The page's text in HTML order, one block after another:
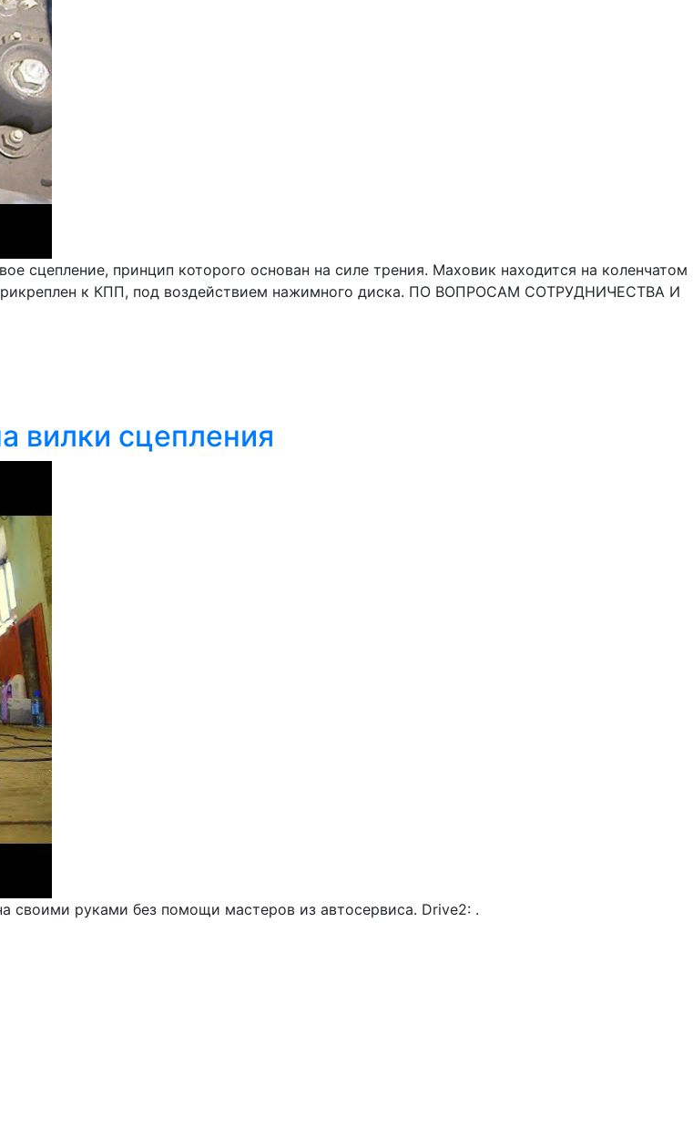
сцепление, принцип которого основан на силе трения. Маховик находится на коленчатом
к КПП, под воздействием нажимного диска. ПО ВОПРОСАМ СОТРУДНИЧЕСТВА И
вилки сцепления
своими руками без помощи мастеров из автосервиса. Drive2: .